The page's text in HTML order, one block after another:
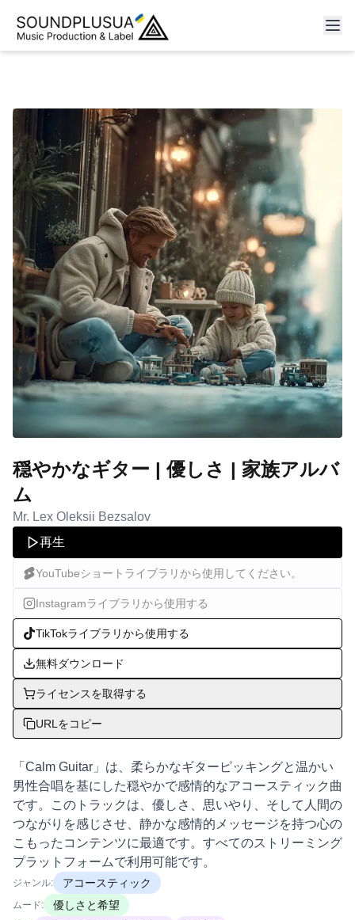
穏やかなギター | 優しさ | 家族アルバ
ム
Mr. Lex Oleksii Bezsalov
再生
YouTubeショートライブラリから使用してください。
Instagramライブラリから使用する
TikTokライブラリから使用する
無料ダウンロード
ライセンスを取得する
URLをコピー
「Calm Guitar」は、柔らかなギターピッキングと温かい
男性合唱を基にした穏やかで感情的なアコースティック曲
です。このトラックは、優しさ、思いやり、そして人間の
つながりを感じさせ、静かな感情的メッセージを持つ心の
こもったコンテンツに最適です。すべてのストリーミング
プラットフォームで利用可能です。
ジャンル: アコースティック
ムード: 優しさと希望